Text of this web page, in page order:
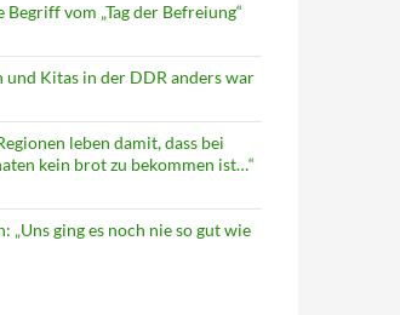
vom „Tag der Befreiung“
und Kitas in der DDR anders war
leben damit, dass bei
kein brot zu bekommen ist…“
„Uns ging es noch nie so gut wie